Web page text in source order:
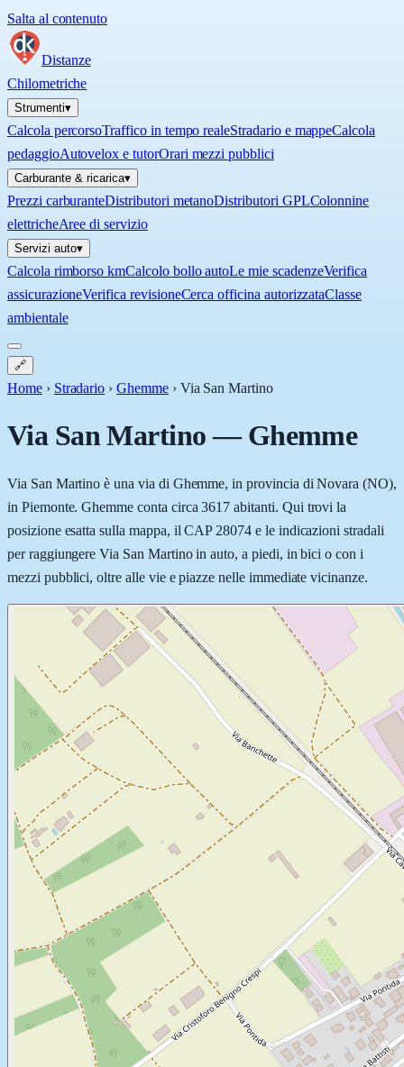
Salta al contenuto
Distanze
Chilometriche
Strumenti▾
Calcola percorsoTraffico in tempo realeStradario e mappeCalcola
pedaggioAutovelox e tutorOrari mezzi pubblici
Carburante & ricarica▾
Prezzi carburanteDistributori metanoDistributori GPLColonnine
elettricheAree di servizio
Servizi auto▾
Calcola rimborso kmCalcolo bollo autoLe mie scadenzeVerifica
assicurazioneVerifica revisioneCerca officina autorizzataClasse
ambientale
🔗
Home › Stradario › Ghemme › Via San Martino
Via San Martino—Ghemme
Via San Martino è una via di Ghemme, in provincia di Novara (NO),
in Piemonte. Ghemme conta circa 3617 abitanti. Qui trovi la
posizione esatta sulla mappa, il CAP 28074 e le indicazioni stradali
per raggiungere Via San Martino in auto, a piedi, in bici o con i
mezzi pubblici, oltre alle vie e piazze nelle immediate vicinanze.